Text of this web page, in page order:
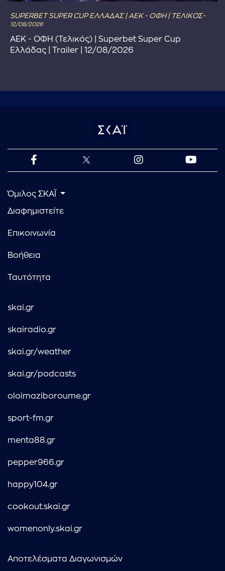
SUPERBET SUPER CUP ΕΛΛΑΔΑΣ | ΑΕΚ - ΟΦΗ | ΤΕΛΙΚΟΣ-
12/08/2026
ΑΕΚ - ΟΦΗ (Τελικός) | Superbet Super Cup
Ελλάδας | Trailer | 12/08/2026
Όμιλος ΣΚΑΪ
Διαφημιστείτε
Επικοινωνία
Βοήθεια
Ταυτότητα
skai.gr
skairadio.gr
skai.gr/weather
skai.gr/podcasts
oloimaziboroume.gr
sport-fm.gr
menta88.gr
pepper966.gr
happy104.gr
cookout.skai.gr
womenonly.skai.gr
Αποτελέσματα Διαγωνισμών